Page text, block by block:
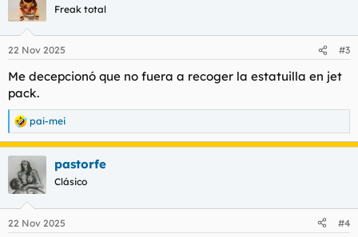
Freak total
22 Nov 2025 #3
Me decepcionó que no fuera a recoger la estatuilla en jet
pack.
R
e
c
i
e
pai-mei
pastorfe
Clásico
22 Nov 2025 #4